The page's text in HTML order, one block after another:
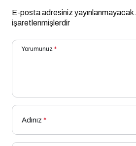
E-posta adresiniz yayınlanmayacak.
işaretlenmişlerdir
Yorumunuz *
Adınız *